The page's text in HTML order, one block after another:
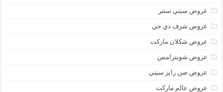
عروض سيتي سنتر
عروض شرف دي جي
عروض شكلان ماركت
عروض شويترامس
عروض صن رايز سيتي
عروض عالم ماركت